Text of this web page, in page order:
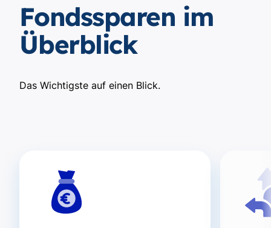
Fondssparen im
Überblick
Das Wichtigste auf einen Blick.